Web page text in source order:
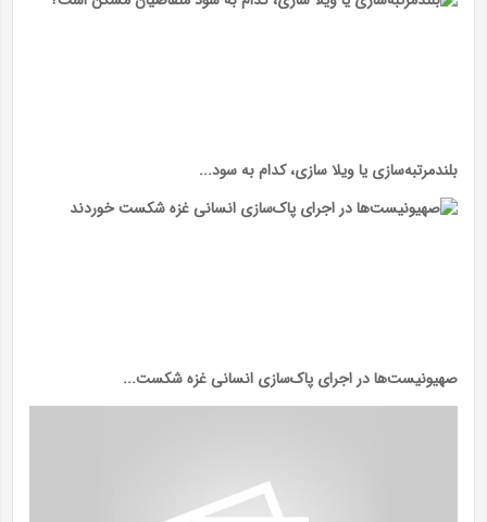
بلندمرتبه‌سازی یا ویلا سازی، کدام به سود...
صهیونیست‌ها در اجرای پاک‌سازی‌ انسانی غزه شکست...